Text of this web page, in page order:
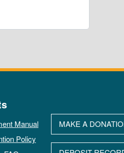
Manual
Policy
MAKE A